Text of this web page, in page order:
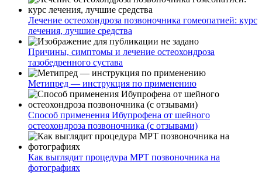
Лечение остеохондроза позвоночника гомеопатией: курс
лечения, лучшие средства
Причины, симптомы и лечение остеохондроза
тазобедренного сустава
Метипред — инструкция по применению
Способ применения Ибупрофена от шейного
остеохондроза позвоночника (с отзывами)
Как выглядит процедура МРТ позвоночника на
фотографиях